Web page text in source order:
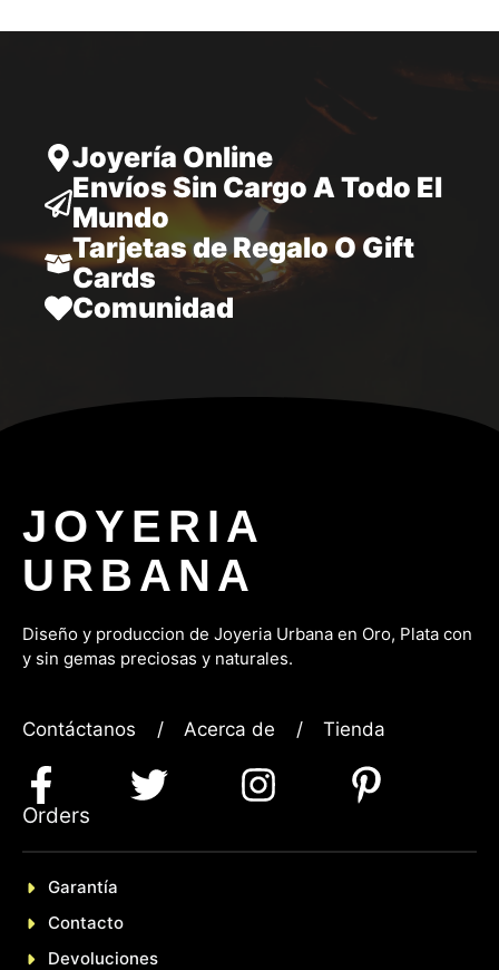
hasta
Joyería Online
Envíos Sin Cargo A Todo El
Mundo
Tarjetas de Regalo O Gift
Cards
Comunidad
JOYERIA
URBANA
Diseño y produccion de Joyeria Urbana en Oro, Plata con
y sin gemas preciosas y naturales.
Contáctanos / Acerca de / Tienda
Orders
Garantía
Contacto
Devoluciones